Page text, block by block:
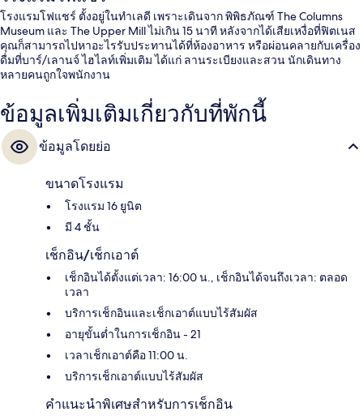
โรงแรมโฟแชร์ ตั้งอยู่ในทำเลดี เพราะเดินจาก พิพิธภัณฑ์ The Columns
Museum และ The Upper Mill ไม่เกิน 15 นาที หลังจากได้เสียเหงื่อที่ฟิตเนส
คุณก็สามารถไปหาอะไรรับประทานได้ที่ห้องอาหาร หรือผ่อนคลายกับเครื่อง
ดื่มที่บาร์/เลานจ์ ไฮไลท์เพิ่มเติม ได้แก่ ลานระเบียงและสวน นักเดินทาง
หลายคนถูกใจพนักงาน
ข้อมูลเพิ่มเติมเกี่ยวกับที่พักนี้
ข้อมูลโดยย่อ
ขนาดโรงแรม
โรงแรม 16 ยูนิต
มี 4 ชั้น
เช็กอิน/เช็กเอาต์
เช็กอินได้ตั้งแต่เวลา: 16:00 น., เช็กอินได้จนถึงเวลา: ตลอด
เวลา
บริการเช็กอินและเช็กเอาต์แบบไร้สัมผัส
อายุขั้นต่ำในการเช็กอิน - 21
เวลาเช็กเอาต์คือ 11:00 น.
บริการเช็กเอาต์แบบไร้สัมผัส
คำแนะนำพิเศษสำหรับการเช็กอิน